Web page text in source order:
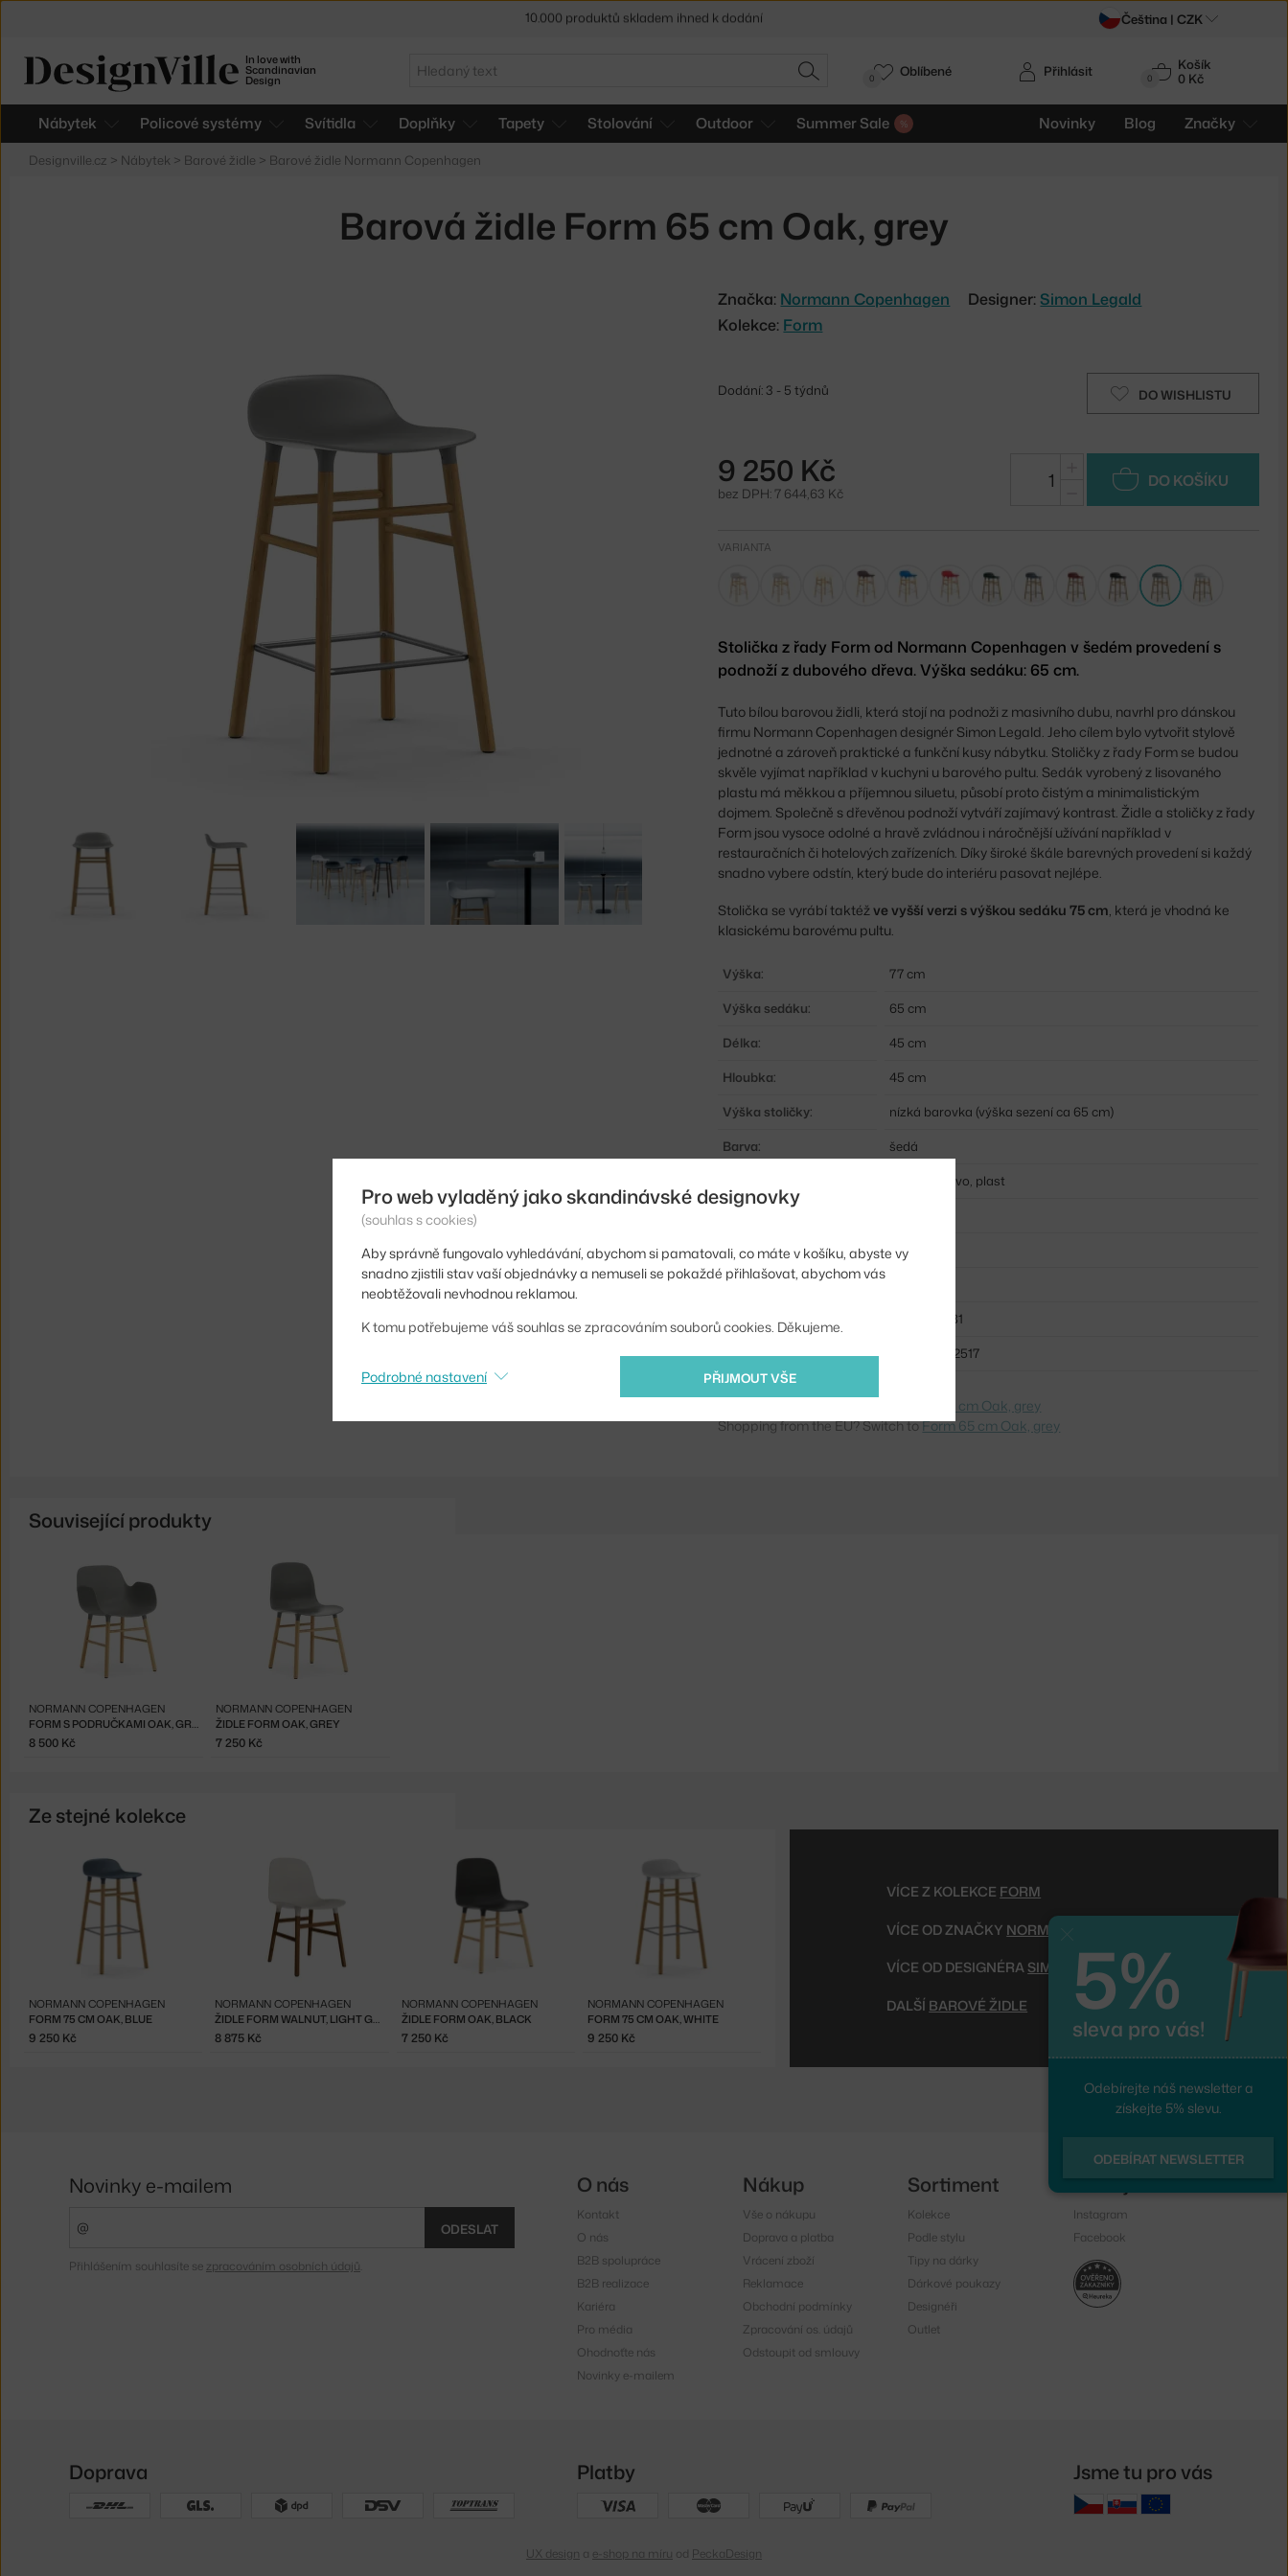
In love with
Scandinavian
Design
Hledat
HLEDAT 0
Košík
0 Kč
Nábytek Policové systémy Svítidla Doplňky Tapety Stolování Outdoor Summer Sale Novinky Blog Značky
Přihlásit
0 Oblíbené
Designville.cz > Nábytek > Barové židle > Barové židle Normann Copenhagen
Barová židle Form 65 cm Oak, grey
Značka: Normann Copenhagen Designer: Simon Legald
Kolekce: Form
DO WISHLISTU
Dodání: 3 - 5 týdnů
9 250 Kč
bez DPH: 7 644,63 Kč
DO KOŠÍKU
VARIANTA
Stolička z řady Form od Normann Copenhagen v šedém provedení s
podnoží z dubového dřeva. Výška sedáku: 65 cm.
Tuto bílou barovou židli, která stojí na podnoži z masivního dubu, navrhl pro dánskou
firmu Normann Copenhagen designér Simon Legald. Jeho cílem bylo vytvořit stylově
jednotné a zároveň praktické a funkční kusy nábytku. Stoličky z řady Form se budou
skvěle vyjímat například v kuchyni u barového pultu. Sedák vyrobený z lisovaného
plastu má měkkou a příjemnou siluetu, působí proto čistým a minimalistickým
dojmem. Společně s dřevěnou podnoží vytváří zajímavý kontrast. Židle a stoličky z řady
Form jsou vysoce odolné a hravě zvládnou i náročnější užívání například v
restauračních či hotelových zařízeních. Díky široké škále barevných provedení si každý
snadno vybere odstín, který bude do interiéru pasovat nejlépe.
Stolička se vyrábí taktéžve vyšší verzi s výškou sedáku 75 cm, která je vhodná ke
klasickému barovému pultu.
Výška:
77 cm
Výška sedáku:
65 cm
Délka:
45 cm
Hloubka:
45 cm
Výška stoličky:
nízká barovka (výška sezení ca 65 cm)
Barva:
šedá
dubové dřevo, plast
Podnož:
dřevo
Typ:
Kód produktu
NCP-602781
EAN
5712396002517
Form 65 cm Oak, grey
Shopping from the EU? Switch toForm 65 cm Oak, grey
Související produkty
FORM S PODRUČKAMI OAK, GREY
NORMANN COPENHAGEN
8 500 Kč
ŽIDLE FORM OAK, GREY
NORMANN COPENHAGEN
7 250 Kč
Ze stejné kolekce
FORM 75 CM OAK, BLUE
NORMANN COPENHAGEN
9 250 Kč
ŽIDLE FORM WALNUT, LIGHT GREY
NORMANN COPENHAGEN
8 875 Kč
ŽIDLE FORM OAK, BLACK
NORMANN COPENHAGEN
7 250 Kč
FORM 75 CM OAK, WHITE
NORMANN COPENHAGEN
9 250 Kč
VÍCE Z KOLEKCE FORM
VÍCE OD ZNAČKY NORMANN COPENHAGEN
VÍCE OD DESIGNÉRA SIMON LEGALD
DALŠÍ BAROVÉ ŽIDLE
Sleva 5 % pro odběratelenewsletteru Čeština | CZK
Pro web vyladěný jako skandinávské designovky
(souhlas s cookies)
Aby správně fungovalo vyhledávání, abychom si pamatovali, co máte v košíku, abyste vy
snadno zjistili stav vaší objednávky a nemuseli se pokaždé přihlašovat, abychom vás
neobtěžovali nevhodnou reklamou.
K tomu potřebujeme váš souhlas se zpracováním souborů cookies. Děkujeme.
PŘIJMOUT VŠE
Podrobné nastavení
5%
sleva pro vás!
Odebírejte náš newsletter a
získejte 5% slevu.
ODEBÍRAT NEWSLETTER
Novinky e-mailem
ODESLAT
Přihlášením souhlasíte se zpracováním osobních údajů
O nás
Kontakt
O nás
B2B spolupráce
B2B realizace
Kariéra
Pro média
Ohodnoťte nás
Novinky e-mailem
Nákup
Vše o nákupu
Doprava a platba
Vrácení zboží
Reklamace
Obchodní podmínky
Zpracování os. údajů
Odstoupit od smlouvy
Sortiment
Kolekce
Podle stylu
Tipy na dárky
Dárkové poukazy
Designéři
Outlet
Instagram
Facebook
Doprava Platby Jsme tu pro vás
UX design a e-shop na míru od PeckaDesign